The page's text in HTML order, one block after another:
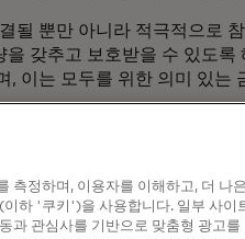
될 뿐만 아니라 적극적으로
갖추고 보호받을 수 있도록
, 이는 모두를 위한 의미 있는
라룸푸르에서
계 리더들로 구성된 다양한
더들이 모여 소비자와 소상
디고 대처하는 능력에 도움
측정하며, 이용자를 이해하고, 더 나
하 '쿠키')을 사용합니다. 일부 사이
과 관심사를 기반으로 맞춤형 광고를